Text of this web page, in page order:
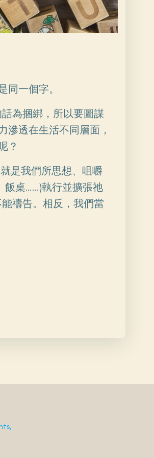
一個字。
為捆綁，所以要圖謀
滲透在生活不同層面，
？
是我們所思想、咀嚼
飯桌……)執行並擴張祂
禱告。相反，我們當